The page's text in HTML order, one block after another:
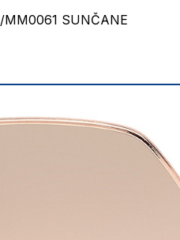
/MM0061 SUNČANE